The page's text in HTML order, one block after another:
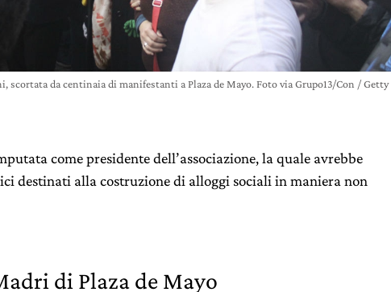
scortata da centinaia di manifestanti a Plaza de Mayo. Foto via Grupo13/Con / Getty
come presidente dell’associazione, la quale avrebbe
destinati alla costruzione di alloggi sociali in maniera non
di Plaza de Mayo